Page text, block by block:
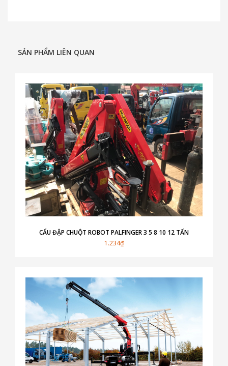
SẢN PHẨM LIÊN QUAN
CẨU ĐẬP CHUỘT ROBOT PALFINGER 3 5 8 10 12 TẤN
1.234₫